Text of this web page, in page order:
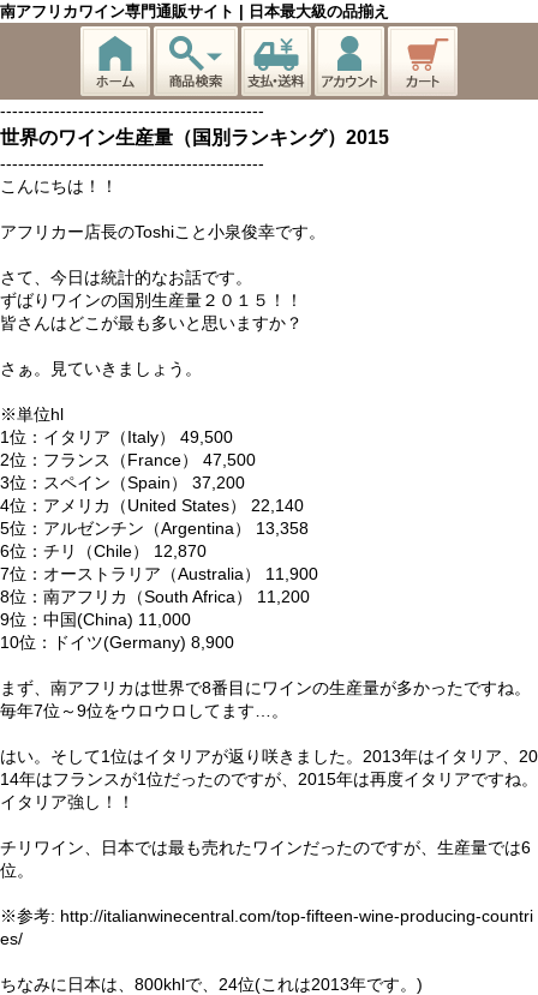
南アフリカワイン専門通販サイト | 日本最大級の品揃え
--------------------------------------------
世界のワイン生産量（国別ランキング）2015
--------------------------------------------
こんにちは！！
アフリカー店長のToshiこと小泉俊幸です。
さて、今日は統計的なお話です。
ずばりワインの国別生産量２０１５！！
皆さんはどこが最も多いと思いますか？
さぁ。見ていきましょう。
※単位hl
1位：イタリア（Italy） 49,500
2位：フランス（France） 47,500
3位：スペイン（Spain） 37,200
4位：アメリカ（United States） 22,140
5位：アルゼンチン（Argentina） 13,358
6位：チリ（Chile） 12,870
7位：オーストラリア（Australia） 11,900
8位：南アフリカ（South Africa） 11,200
9位：中国(China) 11,000
10位：ドイツ(Germany) 8,900
まず、南アフリカは世界で8番目にワインの生産量が多かったですね。
毎年7位～9位をウロウロしてます…。
はい。そして1位はイタリアが返り咲きました。2013年はイタリア、20
14年はフランスが1位だったのですが、2015年は再度イタリアですね。
イタリア強し！！
チリワイン、日本では最も売れたワインだったのですが、生産量では6
位。
※参考: http://italianwinecentral.com/top-fifteen-wine-producing-countri
es/
ちなみに日本は、800khlで、24位(これは2013年です。)